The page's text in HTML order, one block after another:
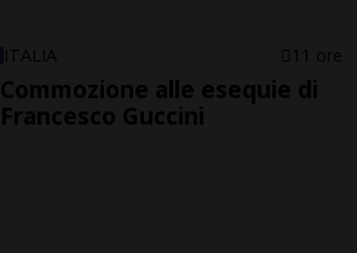
ITALIA 11 ore
Commozione alle esequie di
Francesco Guccini